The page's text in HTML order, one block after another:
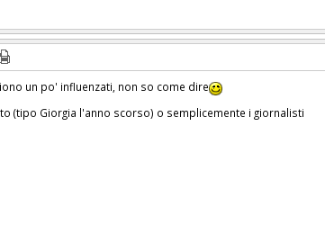
un po' influenzati, non so come dire
(tipo Giorgia l'anno scorso) o semplicemente i giornalisti